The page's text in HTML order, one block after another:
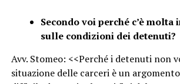
Secondo voi perché c’è
sulle condizioni dei detenuti?
Avv. Stomeo: <<Perché i detenuti non
situazione delle carceri è un